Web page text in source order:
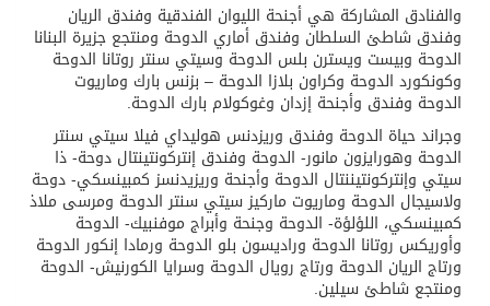
والفنادق المشاركة هي أجنحة الليوان الفندقية وفندق الريان
وفندق شاطئ السلطان وفندق أماري الدوحة ومنتجع جزيرة البنانا
الدوحة وبيست ويسترن بلس الدوحة وسيتي سنتر روتانا الدوحة
وكونكورد الدوحة وكراون بلازا الدوحة – بزنس بارك وماريوت
الدوحة وفندق وأجنحة إزدان وغوكولام بارك الدوحة.
وجراند حياة الدوحة وفندق وريزدنس هوليداي فيلا سيتي سنتر
الدوحة وهورايزون مانور- الدوحة وفندق إنتركونتينتال دوحة- ذا
سيتي وإنتركونتيننتال الدوحة وأجنحة وريزيدنسز كمبينسكي- دوحة
ولاسيجال الدوحة وماريوت ماركيز سيتي سنتر الدوحة ومرسى ملاذ
كمبينسكي، اللؤلؤة- الدوحة وجنحة وأبراج موفنبيك- الدوحة
وأوريكس روتانا الدوحة وراديسون بلو الدوحة ورمادا إنكور الدوحة
ورتاج الريان الدوحة ورتاج رويال الدوحة وسرايا الكورنيش- الدوحة
ومنتجع شاطئ سيلين.